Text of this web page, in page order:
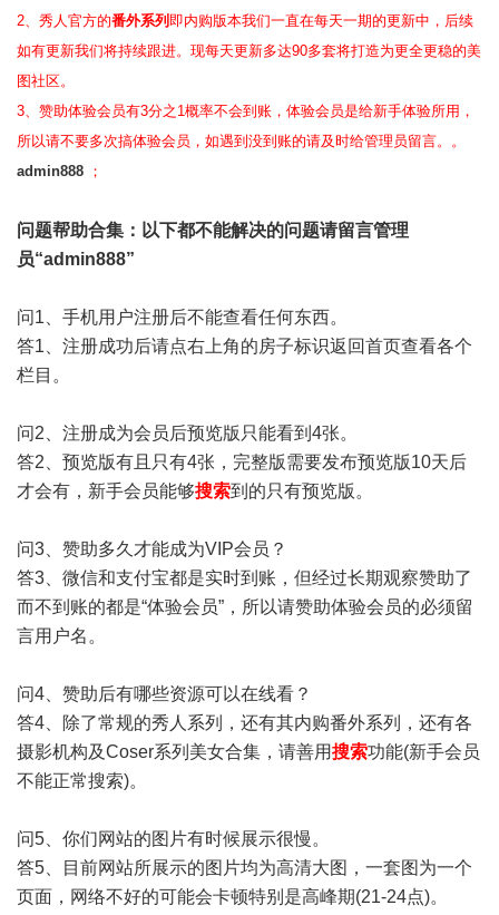
2、 秀人官方的番外系列 即内购版本我们一直在每天一期的更新中，后续
如有更新我们将持续跟进。现每天更新多达90多套将打造为更全更稳的美
图社区。
3、赞助体验会员有3分之1概率不会到账，体验会员是给新手体验所用，
所以请不要多次搞体验会员，如遇到没到账的请及时给管理员留言。。
admin888 ；
问题帮助合集 ：以下都不能解决的问题请留言管理
员“admin888”
问1、手机用户注册后不能查看任何东西。
答1、注册成功后请点右上角的房子标识返回首页查看各个
栏目。
问2、注册成为会员后预览版只能看到4张。
答2、预览版有且只有4张，完整版需要发布预览版10天后
才会有，新手会员能够搜索到的只有预览版。
问3、赞助多久才能成为VIP会员？
答3、微信和支付宝都是实时到账，但经过长期观察赞助了
而不到账的都是“体验会员”，所以请赞助体验会员的必须留
言用户名。
问4、赞助后有哪些资源可以在线看？
答4、除了常规的秀人系列，还有其内购番外系列，还有各
摄影机构及Coser系列美女合集，请善用搜索功能(新手会员
不能正常搜索)。
问5、你们网站的图片有时候展示很慢。
答5、目前网站所展示的图片均为高清大图，一套图为一个
页面，网络不好的可能会卡顿特别是高峰期(21-24点)。